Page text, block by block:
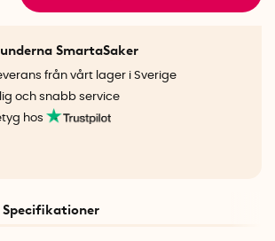
SmartaSaker
från vårt lager i Sverige
och snabb service
hos
Specifikationer